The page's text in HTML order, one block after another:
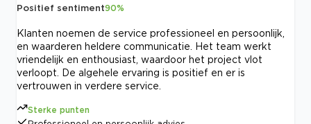
Positief sentiment90%
Klanten noemen de service professioneel en persoonlijk,
en waarderen heldere communicatie. Het team werkt
vriendelijk en enthousiast, waardoor het project vlot
verloopt. De algehele ervaring is positief en er is
vertrouwen in verdere service.
Sterke punten